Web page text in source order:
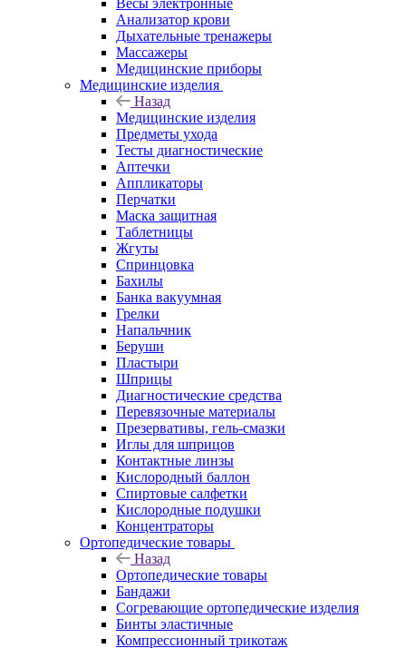
Весы электронные
Анализатор крови
Дыхательные тренажеры
Массажеры
Медицинские приборы
Медицинские изделия
Назад
Медицинские изделия
Предметы ухода
Тесты диагностические
Аптечки
Аппликаторы
Перчатки
Маска защитная
Таблетницы
Жгуты
Спринцовка
Бахилы
Банка вакуумная
Грелки
Напальчник
Беруши
Пластыри
Шприцы
Диагностические средства
Перевязочные материалы
Презервативы, гель-смазки
Иглы для шприцов
Контактные линзы
Кислородный баллон
Спиртовые салфетки
Кислородные подушки
Концентраторы
Ортопедические товары
Назад
Ортопедические товары
Бандажи
Согревающие ортопедические изделия
Бинты эластичные
Компрессионный трикотаж